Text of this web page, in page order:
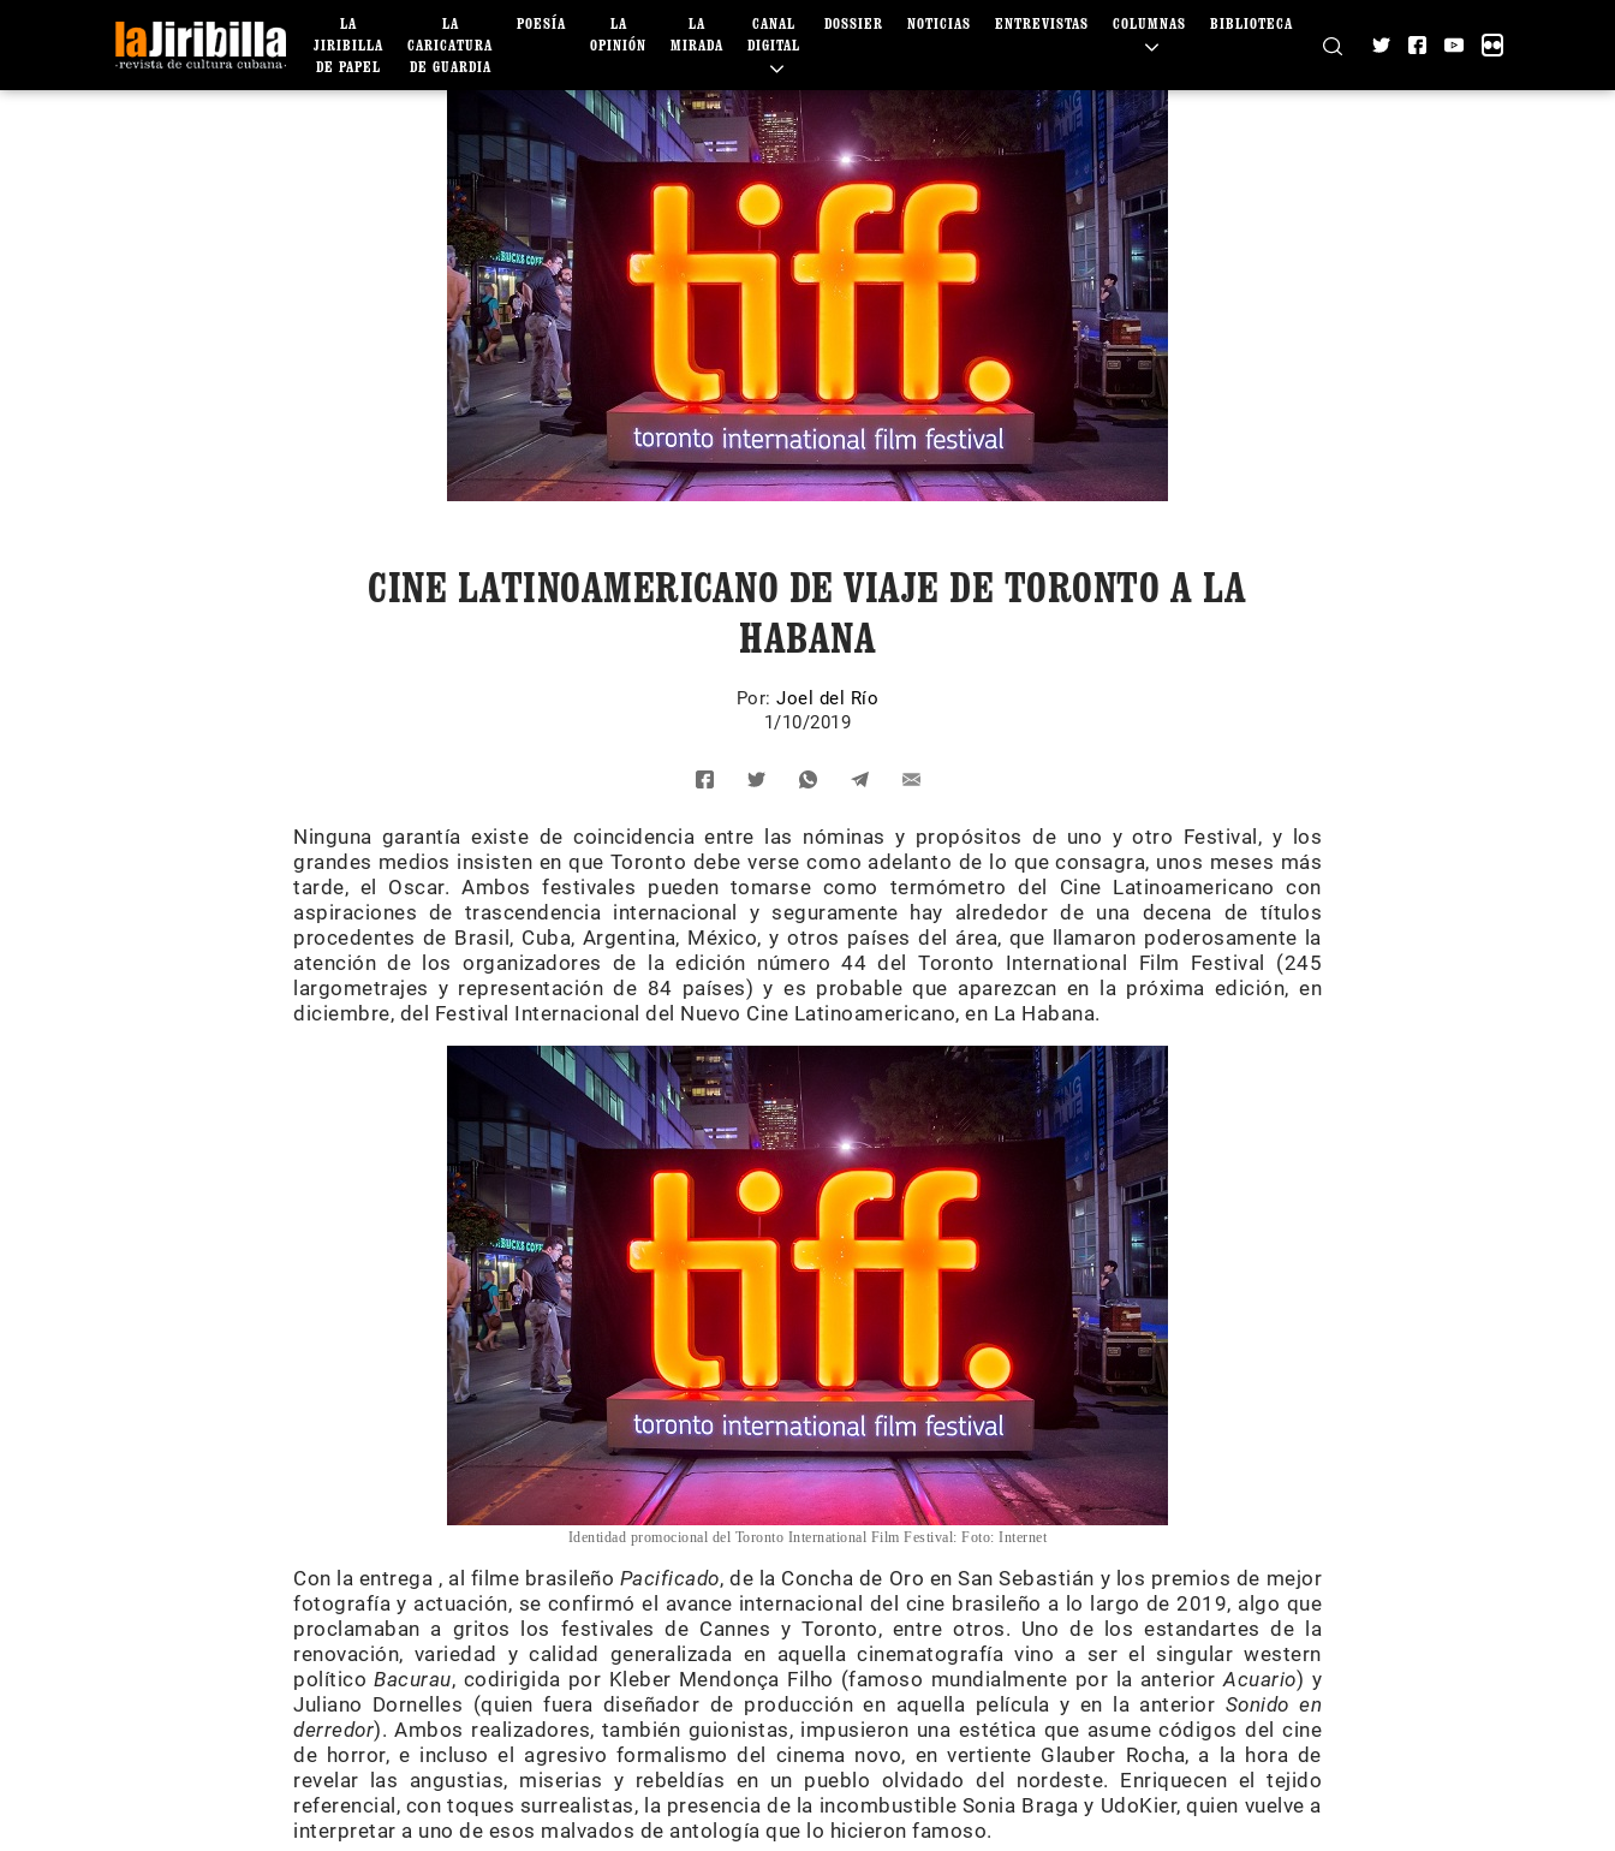
LA
JIRIBILLA
DE PAPEL
LA
CARICATURA
DE GUARDIA
POESÍA
LA
OPINIÓN
LA
MIRADA
CANAL
DIGITAL
DOSSIER NOTICIAS ENTREVISTAS COLUMNAS BIBLIOTECA
CINE LATINOAMERICANO DE VIAJE DE TORONTO A LA
HABANA
Por:Joel del Río
1/10/2019
Ninguna garantía existe de coincidencia entre las nóminas y propósitos de uno y otro Festival, y los
grandes medios insisten en que Toronto debe verse como adelanto de lo que consagra, unos meses más
tarde, el Oscar. Ambos festivales pueden tomarse como termómetro del Cine Latinoamericano con
aspiraciones de trascendencia internacional y seguramente hay alrededor de una decena de títulos
procedentes de Brasil, Cuba, Argentina, México, y otros países del área, que llamaron poderosamente la
atención de los organizadores de la edición número 44 del Toronto International Film Festival (245
largometrajes y representación de 84 países) y es probable que aparezcan en la próxima edición, en
diciembre, del Festival Internacional del Nuevo Cine Latinoamericano, en La Habana.
Identidad promocional del Toronto International Film Festival: Foto: Internet
Con la entrega , al filme brasileño Pacificado, de la Concha de Oro en San Sebastián y los premios de mejor
fotografía y actuación, se confirmó el avance internacional del cine brasileño a lo largo de 2019, algo que
proclamaban a gritos los festivales de Cannes y Toronto, entre otros. Uno de los estandartes de la
renovación, variedad y calidad generalizada en aquella cinematografía vino a ser el singular western
políticoBacurau, codirigida por Kleber Mendonça Filho (famoso mundialmente por la anteriorAcuario) y
Juliano Dornelles (quien fuera diseñador de producción en aquella película y en la anterior Sonido en
derredor). Ambos realizadores, también guionistas, impusieron una estética que asume códigos del cine
de horror, e incluso el agresivo formalismo del cinema novo, en vertiente Glauber Rocha, a la hora de
revelar las angustias, miserias y rebeldías en un pueblo olvidado del nordeste. Enriquecen el tejido
referencial, con toques surrealistas, la presencia de la incombustible Sonia Braga y UdoKier, quien vuelve a
interpretar a uno de esos malvados de antología que lo hicieron famoso.